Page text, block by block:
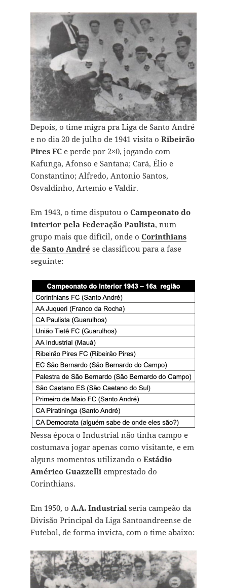
Depois, o time migra pra Liga de Santo André
e no dia 20 de julho de 1941 visita o Ribeirão
Pires FCe perde por 2×0, jogando com
Kafunga, Afonso e Santana; Cará, Élio e
Constantino; Alfredo, Antonio Santos,
Osvaldinho, Artemio e Valdir.
Em 1943, o time disputou o Campeonato do
Interior pela Federação Paulista, num
grupo mais que difícil, onde o Corinthians
de Santo André se classificou para a fase
seguinte:
Nessa época o Industrial não tinha campo e
costumava jogar apenas como visitante, e em
alguns momentos utilizando o Estádio
Américo Guazzelliemprestado do
Corinthians.
Em 1950, o A.A. Industrialseria campeão da
Divisão Principal da Liga Santoandreense de
Futebol, de forma invicta, com o time abaixo: